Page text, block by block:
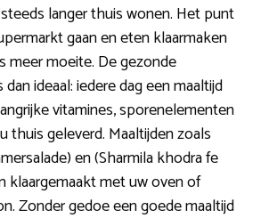
langer thuis wonen. Het punt
gaan en eten klaarmaken
meer moeite. De gezonde
ideaal: iedere dag een maaltijd
vitamines, sporenelementen
thuis geleverd. Maaltijden zoals
en (Sharmila khodra fe
klaargemaakt met uw oven of
Zonder gedoe een goede maaltijd